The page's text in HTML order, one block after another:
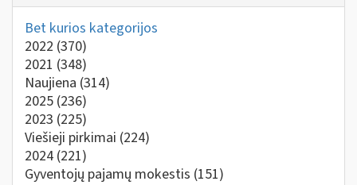
Bet kurios kategorijos
2022 (370)
2021 (348)
Naujiena (314)
2025 (236)
2023 (225)
Viešieji pirkimai (224)
2024 (221)
Gyventojų pajamų mokestis (151)